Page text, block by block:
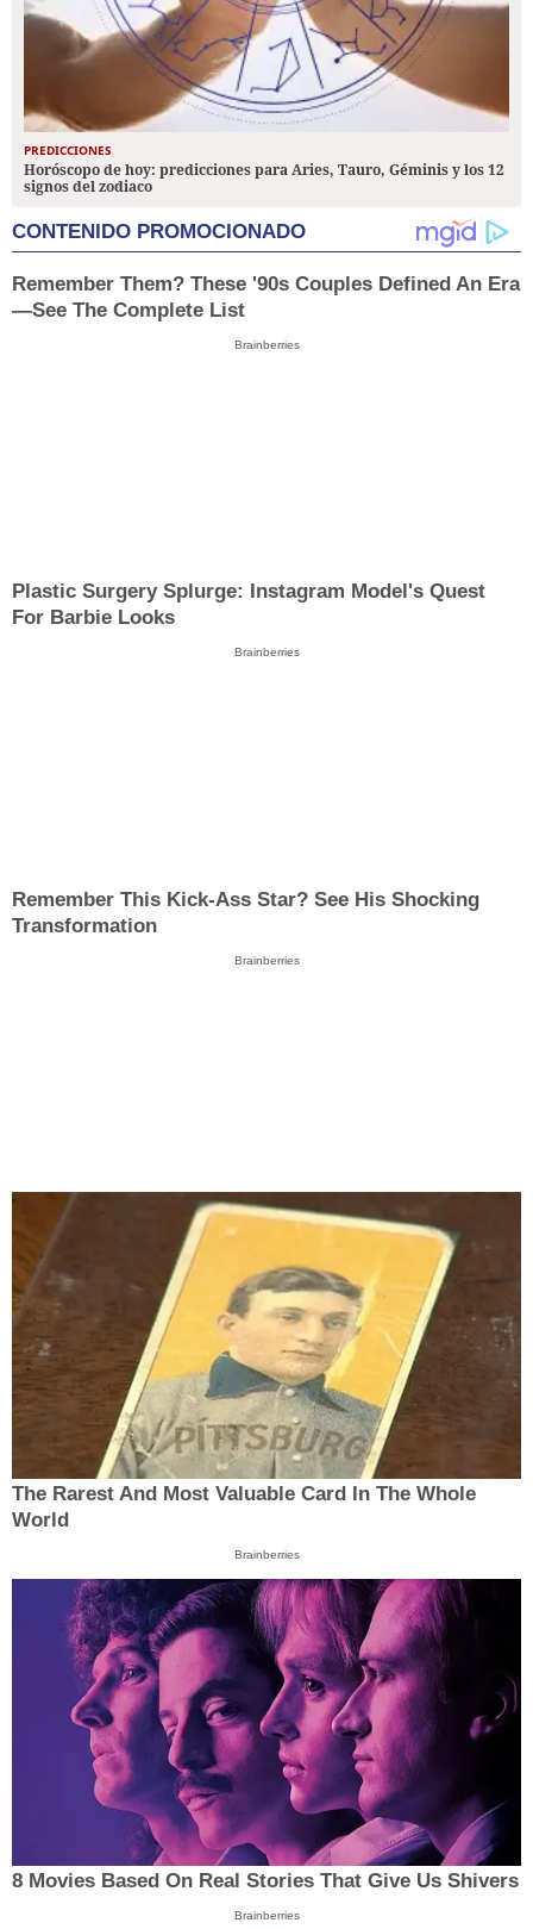
PREDICCIONES
Horóscopo de hoy: predicciones para Aries, Tauro, Géminis y los 12
signos del zodiaco
CONTENIDO PROMOCIONADO
Remember Them? These '90s Couples Defined An Era
—See The Complete List
Brainberries
Plastic Surgery Splurge: Instagram Model's Quest
For Barbie Looks
Brainberries
Remember This Kick-Ass Star? See His Shocking
Transformation
Brainberries
The Rarest And Most Valuable Card In The Whole
World
Brainberries
8 Movies Based On Real Stories That Give Us Shivers
Brainberries